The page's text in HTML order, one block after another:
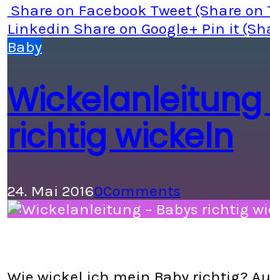
Share on Facebook Tweet (Share on
Linkedin Share on Google+ Pin it
Baby
richtig wickeln
24. Mai 20160Comments